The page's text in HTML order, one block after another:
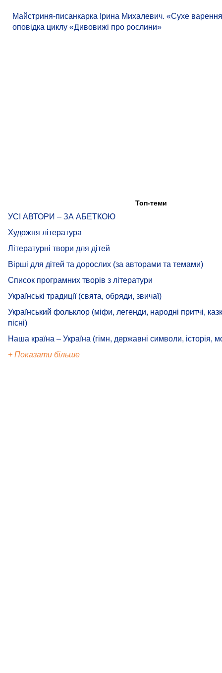
Майстриня-писанкарка Ірина Михалевич. «Сухе
оповідка циклу «Дивовижі про рослини»
Топ-теми
УСІ АВТОРИ – ЗА АБЕТКОЮ
Художня література
Літературні твори для дітей
Вірші для дітей та дорослих (за авторами та темами)
Список програмних творів з літератури
Українські традиції (свята, обряди, звичаї)
Український фольклор (міфи, легенди, народні притчі,
пісні)
Наша країна – Україна (гімн, державні символи, історія,
+ Показати більше